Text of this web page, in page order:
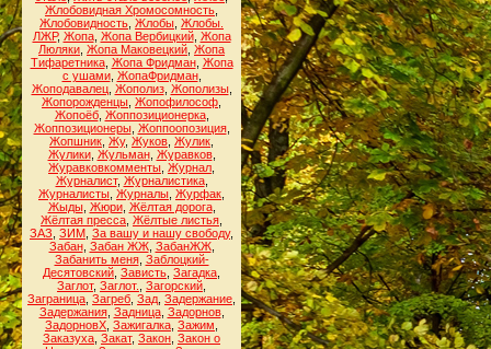
Жлобовидная Хромосомность
Жлобовидность Жлобы Жлобы.
ЛЖР, Жопа, Жопа Вербицкий, Жопа
Люляки Жопа Маковецкий Жопа
Тифаретника, Жопа Фридман, Жопа
с ушами, ЖопаФридман,
Жоподавалец, Жополиз, Жополизы,
Жопорожденцы Жопофилософ
Жопоёб, Жоппозиционерка,
Жоппозиционеры, Жоппоопозиция,
Жопшник Жу, Жуков Жулик
Жулики, Жульман, Журавков,
Журавковкомменты Журнал
Журналист, Журналистика,
Журналисты Журналы Журфак
Жыды, Жюри, Жёлтая дорога,
Жёлтая пресса Жёлтые листья
ЗАЗ ЗИМ За вашу и нашу свободу,
Забан, Забан ЖЖ, ЗабанЖЖ,
Забанить меня, Заблоцкий-
Десятовский Зависть Загадка
Заглот, Заглот. Загорский
Заграница Загреб Зад Задержание
Задержания, Задница, Задорнов,
ЗадорновХ Зажигалка Зажим
Заказуха Закат, Закон Закон о